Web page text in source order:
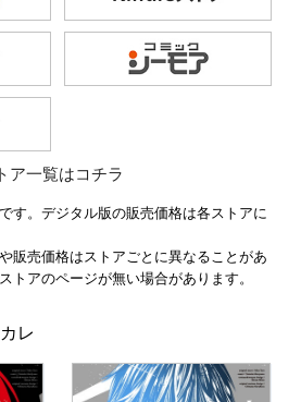
ア一覧はコチラ
す。デジタル版の販売価格は各ストアに
販売価格はストアごとに異なることがあ
トアのページが無い場合があります。
レ